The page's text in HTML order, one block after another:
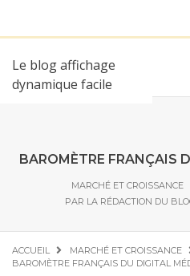
Le blog affichage
dynamique facile
BAROMÈTRE FRANÇAIS
MARCHÉ ET CROISSANCE
PAR LA RÉDACTION DU
ACCUEIL
MARCHÉ ET CROISSANCE
BAROMÈTRE FRANÇAIS DU DIGITAL